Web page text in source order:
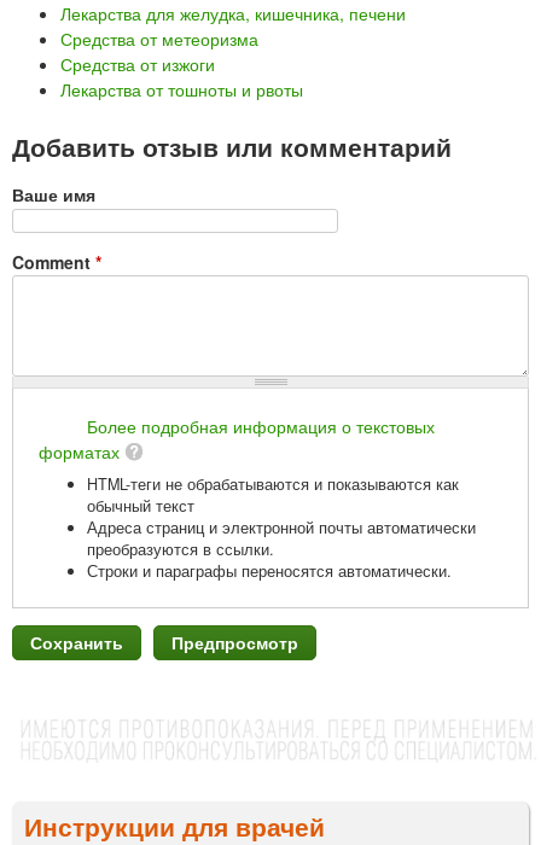
Лекарства для желудка, кишечника, печени
Средства от метеоризма
Средства от изжоги
Лекарства от тошноты и рвоты
Добавить отзыв или комментарий
Ваше имя
Comment *
Более подробная информация о текстовых
форматах
HTML-теги не обрабатываются и показываются как
обычный текст
Адреса страниц и электронной почты автоматически
преобразуются в ссылки.
Строки и параграфы переносятся автоматически.
Инструкции для врачей